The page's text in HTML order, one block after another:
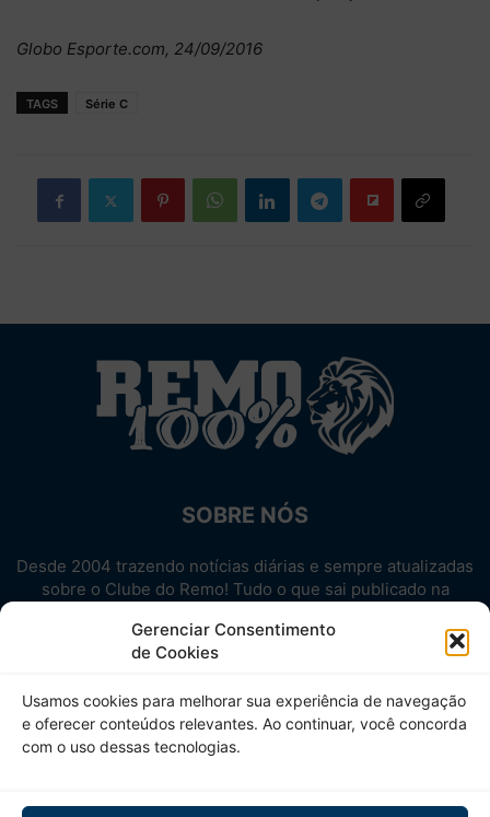
Gerenciar Consentimento
de Cookies
Usamos cookies para melhorar sua experiência de navegação
e oferecer conteúdos relevantes. Ao continuar, você concorda
com o uso dessas tecnologias.
Globo Esporte.com, 24/09/2016
TAGS Série C
SOBRE NÓS
Desde 2004 trazendo notícias diárias e sempre atualizadas
sobre o Clube do Remo! Tudo o que sai publicado na
Aproveite! Site não-oficial.
SIGA-NOS